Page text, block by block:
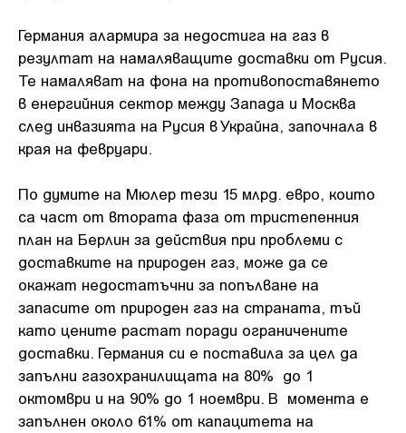
Германия алармира за недостига на газ в
резултат на намаляващите доставки от Русия.
Те намаляват на фона на противопоставянето
в енергийния сектор между Запада и Москва
след инвазията на Русия в Украйна, започнала в
края на февруари.
По думите на Мюлер тези 15 млрд. евро, които
са част от втората фаза от тристепенния
план на Берлин за действия при проблеми с
доставките на природен газ, може да се
окажат недостатъчни за попълване на
запасите от природен газ на страната, тъй
като цените растат поради ограничените
доставки. Германия си е поставила за цел да
запълни газохранилищата на 80% до 1
октомври и на 90% до 1 ноември. В момента е
запълнен около 61% от капацитета на